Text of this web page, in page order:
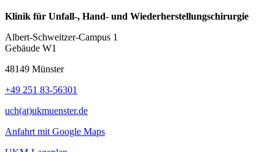
Klinik für Unfall-, Hand- und Wiederherstellungschirurgie
Albert-Schweitzer-Campus 1
Gebäude W1
48149 Münster
+49 251 83-56301
uch(at)ukmuenster.de
Anfahrt mit Google Maps